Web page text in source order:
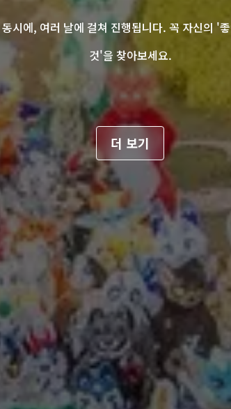
시에, 여러 날에 걸쳐 진행됩니다. 꼭 자신의 '
것'을 찾아보세요.
더 보기